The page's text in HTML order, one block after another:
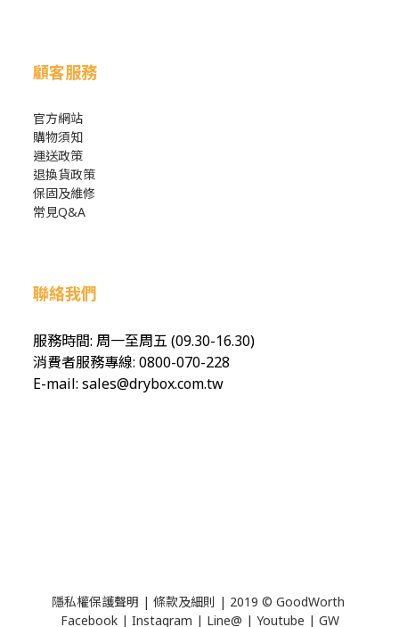
顧客服務
官方網站
購物須知
運送政策
退換貨政策
保固及維修
常見Q&A
聯絡我們
服務時間: 周一至周五 (09.30-16.30)
消費者服務專線: 0800-070-228
E-mail: sales@drybox.com.tw
隱私權保護聲明 | 條款及細則 | 2019 © GoodWorth
Facebook | ​ Instagram | ​ Line@ | ​ Youtube | ​ GW